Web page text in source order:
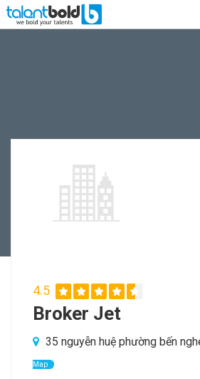
4.5
Broker Jet
35 nguyễn huệ phường bến
Map